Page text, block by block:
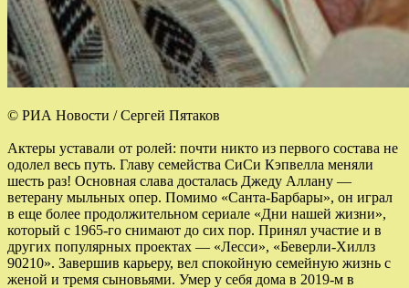
© РИА Новости / Сергей Пятаков
Актеры уставали от ролей: почти никто из первого состава не
одолел весь путь. Главу семейства СиСи Кэпвелла меняли
шесть раз! Основная слава досталась Джеду Аллану —
ветерану мыльных опер. Помимо «Санта-Барбары», он играл
в еще более продолжительном сериале «Дни нашей жизни»,
который с 1965-го снимают до сих пор. Принял участие и в
других популярных проектах — «Лесси», «Беверли-Хиллз
90210». Завершив карьеру, вел спокойную семейную жизнь с
женой и тремя сыновьями. Умер у себя дома в 2019-м в